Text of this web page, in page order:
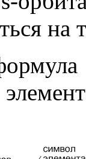
на